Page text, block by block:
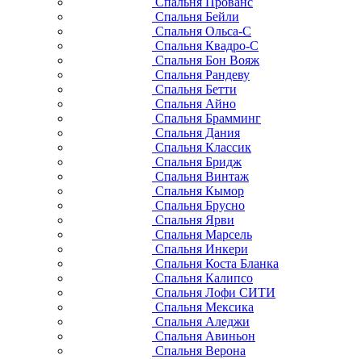
Спальня Бейли
Спальня Ольса-С
Спальня Квадро-С
Спальня Бон Вояж
Спальня Рандеву
Спальня Бетти
Спальня Айно
Спальня Брамминг
Спальня Дания
Спальня Классик
Спальня Бридж
Спальня Винтаж
Спальня Кымор
Спальня Брусно
Спальня Ярви
Спальня Марсель
Спальня Инкери
Спальня Коста Бланка
Спальня Калипсо
Спальня Лофи СИТИ
Спальня Мексика
Спальня Аледжи
Спальня Авиньон
Спальня Верона